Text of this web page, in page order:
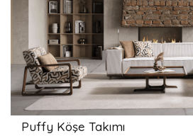
Puffy Köşe Takımı